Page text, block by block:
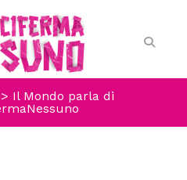
> Il Mondo parla di